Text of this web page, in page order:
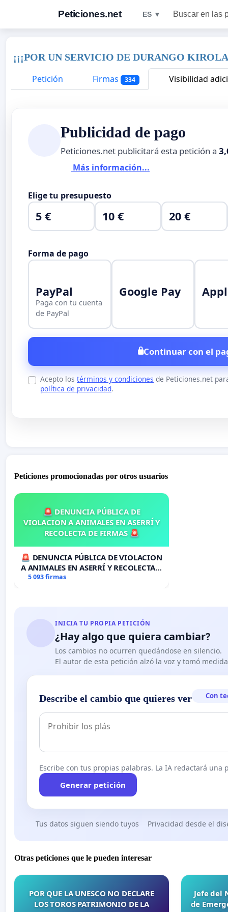
Peticiones.net ES ▼ Buscar en las
¡¡¡POR UN SERVICIO DE DURANGO
Petición
Firmas 334 Visibilidad
Publicidad de pago
Peticiones.net publicitará esta petición a
Más información...
Elige tu presupuesto
5 € 10 € 20 €
Forma de pago
PayPal
Paga con tu cuenta
de PayPal
Google Pay
Continuar con el
Acepto los términos y condiciones de Peticiones.net
política de privacidad.
Peticiones promocionadas por otros usuarios
🚨 DENUNCIA PÚBLICA DE
VIOLACION A ANIMALES EN ASERRÍ Y
RECOLECTA DE FIRMAS 🚨
🚨 DENUNCIA PÚBLICA DE VIOLACION
A ANIMALES EN ASERRÍ Y RECOLECTA
DE FIRMAS 🚨
5 093 firmas
INICIA TU PROPIA PETICIÓN
¿Hay algo que quiera cambiar?
Los cambios no ocurren quedándose en silencio.
El autor de esta petición alzó la voz y tomó
Describe el cambio que quieres ver Con
Escribe con tus propias palabras. La IA redactará una
Generar petición
Tus datos siguen siendo tuyos Privacidad desde el
Otras peticiones que le pueden interesar
POR QUE LA UNESCO NO DECLARE
LOS TOROS PATRIMONIO DE LA
Jefe del
de